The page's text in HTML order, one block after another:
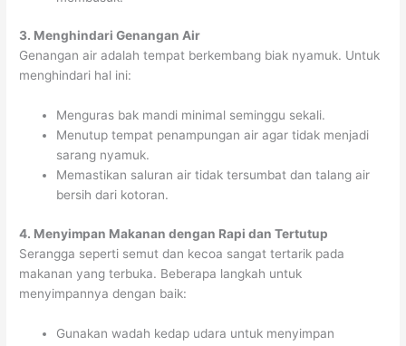
3. Menghindari Genangan Air
Genangan air adalah tempat berkembang biak nyamuk. Untuk
menghindari hal ini:
Menguras bak mandi minimal seminggu sekali.
Menutup tempat penampungan air agar tidak menjadi
sarang nyamuk.
Memastikan saluran air tidak tersumbat dan talang air
bersih dari kotoran.
4. Menyimpan Makanan dengan Rapi dan Tertutup
Serangga seperti semut dan kecoa sangat tertarik pada
makanan yang terbuka. Beberapa langkah untuk
menyimpannya dengan baik:
Gunakan wadah kedap udara untuk menyimpan